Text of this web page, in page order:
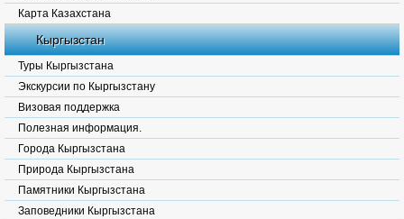
Карта Казахстана
Кыргызстан
Туры Кыргызстана
Экскурсии по Кыргызстану
Визовая поддержка
Полезная информация.
Города Кыргызстана
Природа Кыргызстана
Памятники Кыргызстана
Заповедники Кыргызстана